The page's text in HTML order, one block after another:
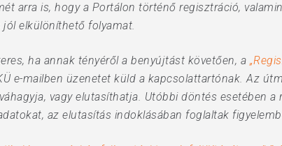
arra is, hogy a Portálon történő regisztráció,
elkülöníthető folyamat.
ha annak tényéről a benyújtást követően, a
e-mailben üzenetet küld a kapcsolattartónak. Az
vagy elutasíthatja. Utóbbi döntés esetében
az elutasítás indoklásában foglaltak